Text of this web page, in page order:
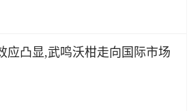
应凸显,武鸣沃柑走向国际市场